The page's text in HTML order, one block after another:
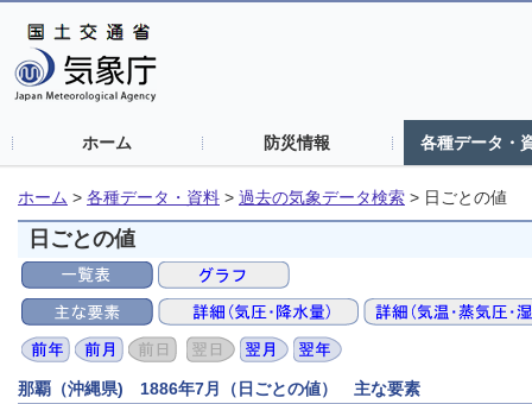
ホーム 防災情報 各種データ・
ホーム > 各種データ・資料 > 過去の気象データ検索 > 日ごとの値
日ごとの値
那覇（沖縄県) 1886年7月（日ごとの値） 主な要素